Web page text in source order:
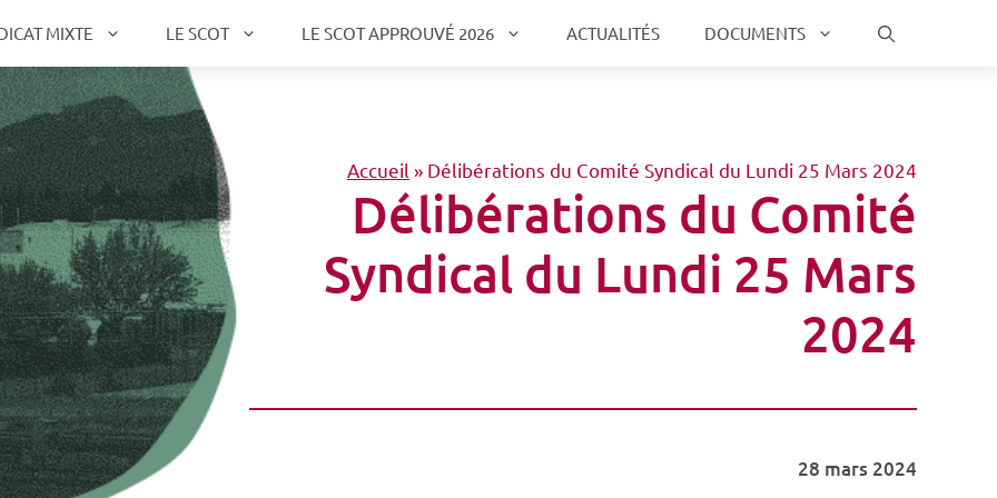
MIXTE LE SCOT LE SCOT APPROUVÉ 2026 ACTUALITÉS DOCUMENTS
Accueil » Délibérations du Comité Syndical du Lundi 25 Mars 2024
Délibérations du Comité
Syndical du Lundi 25 Mars
2024
28 mars 2024